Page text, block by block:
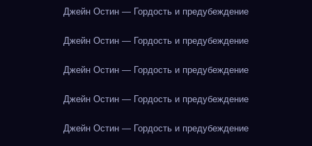
Джейн Остин — Гордость и предубеждение
Джейн Остин — Гордость и предубеждение
Джейн Остин — Гордость и предубеждение
Джейн Остин — Гордость и предубеждение
Джейн Остин — Гордость и предубеждение